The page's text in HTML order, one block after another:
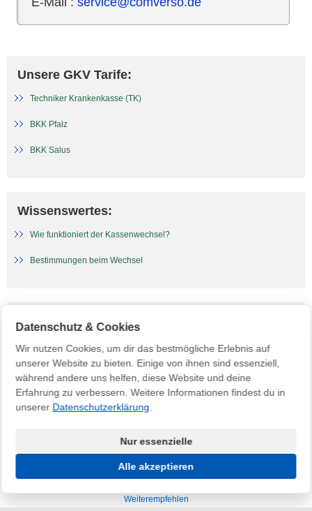
Unsere GKV Tarife:
Techniker Krankenkasse (TK)
BKK Pfalz
BKK Salus
Wissenswertes:
Wie funktioniert der Kassenwechsel?
Bestimmungen beim Wechsel
Nützliche Vorlagen:
Ordentliche Kündigung
Datenschutz & Cookies
Wir nutzen Cookies, um dir das bestmögliche Erlebnis auf
unserer Website zu bieten. Einige von ihnen sind essenziell,
während andere uns helfen, diese Website und deine
Erfahrung zu verbessern. Weitere Informationen findest du in
unserer Datenschutzerklärung
Nur essenzielle
Alle akzeptieren
Impressum AGB Datenschutz Kontakt
FAQ
Weiterempfehlen